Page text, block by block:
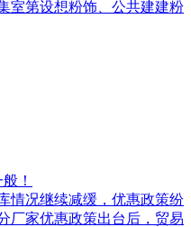
室第设想粉饰、公共建建粉
！
情况继续减缓，优惠政策纷
厂家优惠政策出台后，贸易